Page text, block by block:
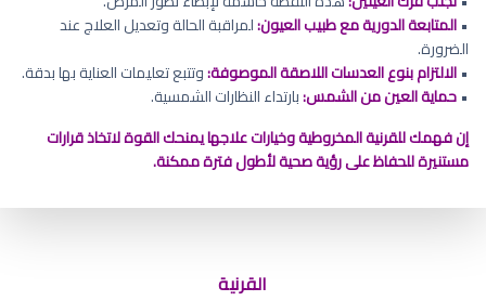
•المتابعة الدورية مع طبيب العيون:لمراقبة الحالة وتعديل العلاج عند
الضرورة.
•الالتزام بنوع العدسات اللاصقة الموصوفة:وتتبع تعليمات العناية بها بدقة.
•حماية العين من الشمس:بارتداء النظارات الشمسية.
إن فهمك للقرنية المخروطية وخيارات علاجها يمنحك القوة لاتخاذ قرارات
مستنيرة للحفاظ على رؤية صحية لأطول فترة ممكنة.
القرنية